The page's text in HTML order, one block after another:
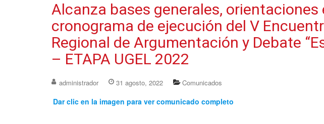
Alcanza bases generales, orientaciones
cronograma de ejecución del V
Regional de Argumentación y Debate
– ETAPA UGEL 2022
administrador 31 agosto, 2022 Comunicados
Dar clic en la imagen para ver comunicado completo